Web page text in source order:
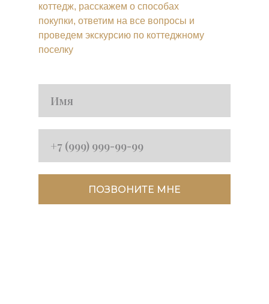
коттедж, расскажем о способах
покупки, ответим на все вопросы и
проведем экскурсию по коттеджному
поселку
ПОЗВОНИТЕ МНЕ